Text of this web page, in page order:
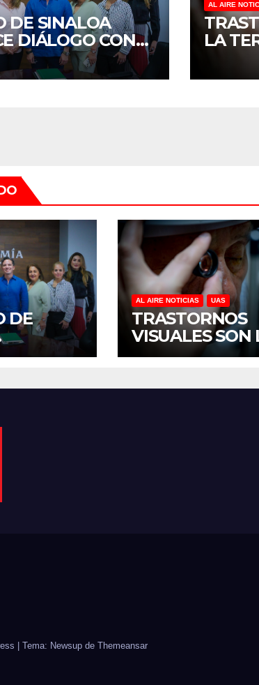
DE SINALOA
DIÁLOGO CON
DE
AL AIRE
LA
DE
AL AIRE NOTICIAS UAS
TRASTORNOS
VISUALES SON
TERCERA
MÉXICO,
Tema: Newsup de Themeansar